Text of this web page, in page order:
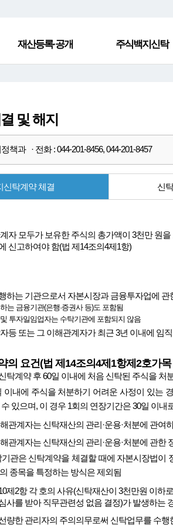
재산등록·공개 주식백지신탁
및 해지
책과 · 전화 : 044-201-8456, 044-201-8457
신탁계약 체결 신
자 모두가 보유한 주식의 총가액이 3천만 원
신고하여야 함(법 제14조의4제1항)
하는 기관으로서 자본시장과 금융투자업에
는 금융기관(은행·증권사 등)도 포함됨
투자일임업자는 수탁기관에 포함되지 않음
등 또는 그 이해관계자가 최근 3년 이내에 임
의 요건(법 제14조의4제1항제2호가
탁계약 후 60일 이내에 처음 신탁된 주식을 처
이내에 주식을 처분하기 어려운 사정이 있는
있으며, 이 경우 1회의 연장기간은 30일 이내
관계자는 신탁재산의 관리·운용·처분에 관여
관계자는 신탁재산의 관리·운용·처분에 관
기관은 신탁계약을 체결할 때에 자본시장법이
종목을 특정하는 방식은 제외됨
제2항 각 호의 사유(신탁재산이 3천만원 이하
사를 받아 직무관련성 없음 결정)가 발생하는
량한 관리자의 주의의무로써 신탁업무를 수